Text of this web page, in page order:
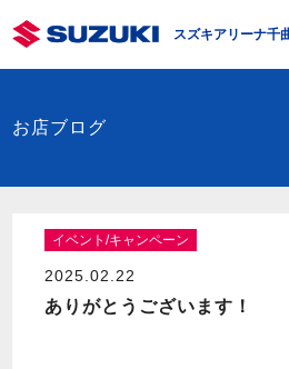
スズキアリーナ千
お店ブログ
イベント/キャンペーン
2025.02.22
ありがとうございます！